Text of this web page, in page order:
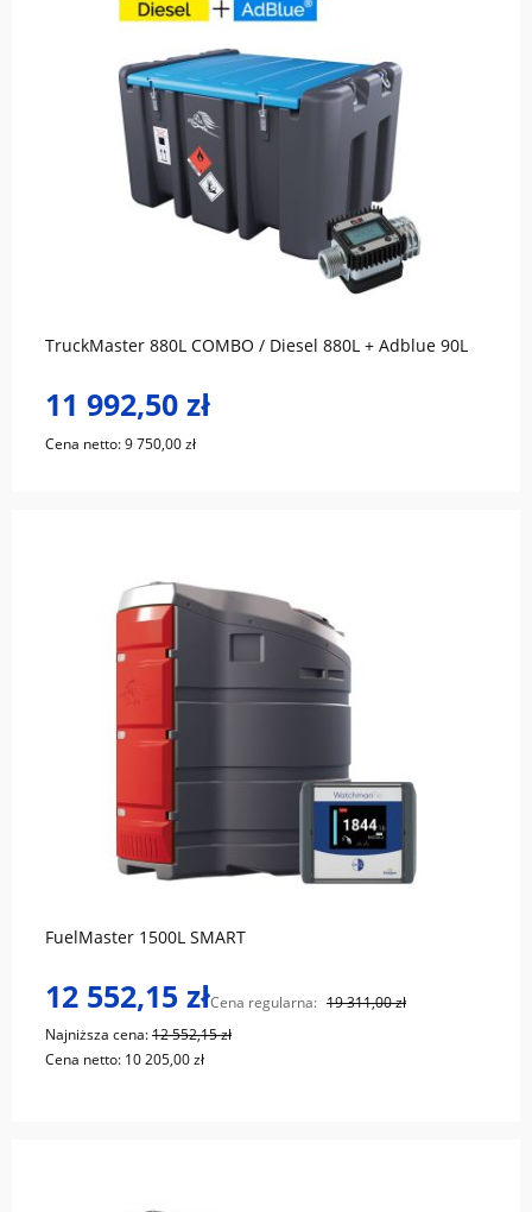
TruckMaster 880L COMBO / Diesel 880L + Adblue 90L
11 992,50 zł
Cena netto:9 750,00 zł
do koszyka
FuelMaster 1500L SMART
12 552,15 złCena regularna: 19 311,00 zł
Najniższa cena:12 552,15 zł
Cena netto: 10 205,00 zł